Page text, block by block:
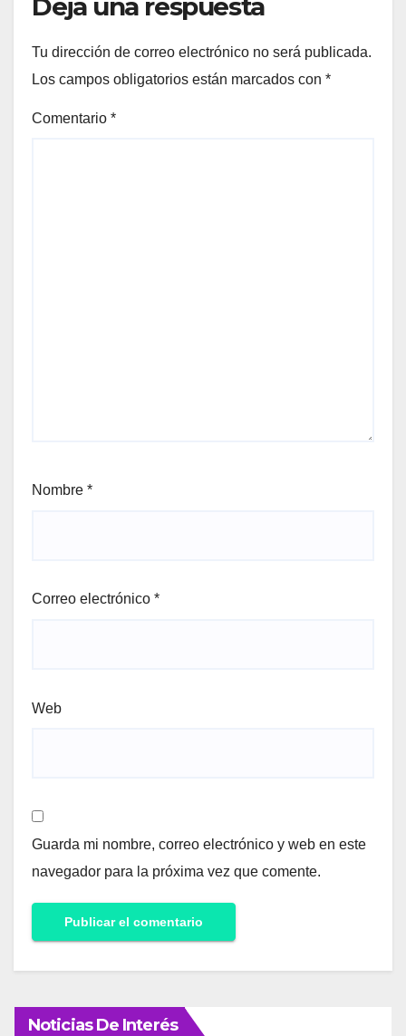
Deja una respuesta
Tu dirección de correo electrónico no será publicada.
Los campos obligatorios están marcados con *
Comentario *
Nombre *
Correo electrónico *
Web
Guarda mi nombre, correo electrónico y web en este
navegador para la próxima vez que comente.
Noticias De Interés